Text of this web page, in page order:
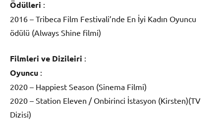
Ödülleri :
2016 – Tribeca Film Festivali’nde En İyi Kadın Oyuncu
ödülü (Always Shine filmi)
Filmleri ve Dizileiri :
Oyuncu :
2020 – Happiest Season (Sinema Filmi)
2020 – Station Eleven / Onbirinci İstasyon (Kirsten)(TV
Dizisi)